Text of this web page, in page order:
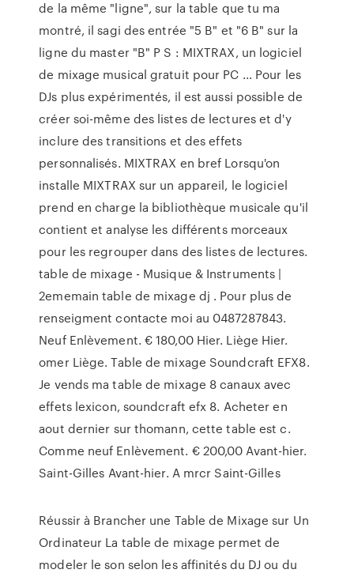
de la même "ligne", sur la table que tu ma
montré, il sagi des entrée "5 B" et "6 B" sur la
ligne du master "B" P S : MIXTRAX, un logiciel
de mixage musical gratuit pour PC ... Pour les
DJs plus expérimentés, il est aussi possible de
créer soi-même des listes de lectures et d'y
inclure des transitions et des effets
personnalisés. MIXTRAX en bref Lorsqu'on
installe MIXTRAX sur un appareil, le logiciel
prend en charge la bibliothèque musicale qu'il
contient et analyse les différents morceaux
pour les regrouper dans des listes de lectures.
table de mixage - Musique & Instruments |
2ememain table de mixage dj . Pour plus de
renseigment contacte moi au 0487287843.
Neuf Enlèvement. € 180,00 Hier. Liège Hier.
omer Liège. Table de mixage Soundcraft EFX8.
Je vends ma table de mixage 8 canaux avec
effets lexicon, soundcraft efx 8. Acheter en
aout dernier sur thomann, cette table est c.
Comme neuf Enlèvement. € 200,00 Avant-hier.
Saint-Gilles Avant-hier. A mrcr Saint-Gilles
Réussir à Brancher une Table de Mixage sur Un
Ordinateur La table de mixage permet de
modeler le son selon les affinités du DJ ou du